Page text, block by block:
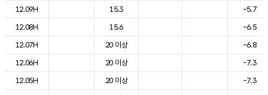
12.09H
15.3
-5.7
12.08H
15.6
-6.5
12.07H
20 이상
-6.8
12.06H
20 이상
-7.3
12.05H
20 이상
-7.3